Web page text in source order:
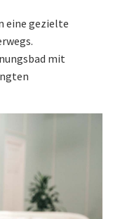
eine gezielte
mit